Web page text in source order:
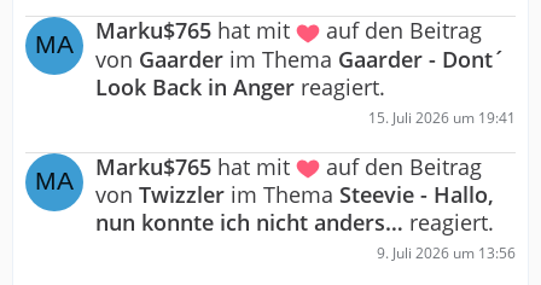
Marku$765 hat mit
auf den Beitrag
von Gaarder im Thema Gaarder - Dont´
Look Back in Anger reagiert.
15. Juli 2026 um 19:41
Marku$765 hat mit
auf den Beitrag
von Twizzler im Thema Steevie - Hallo,
nun konnte ich nicht anders… reagiert.
9. Juli 2026 um 13:56